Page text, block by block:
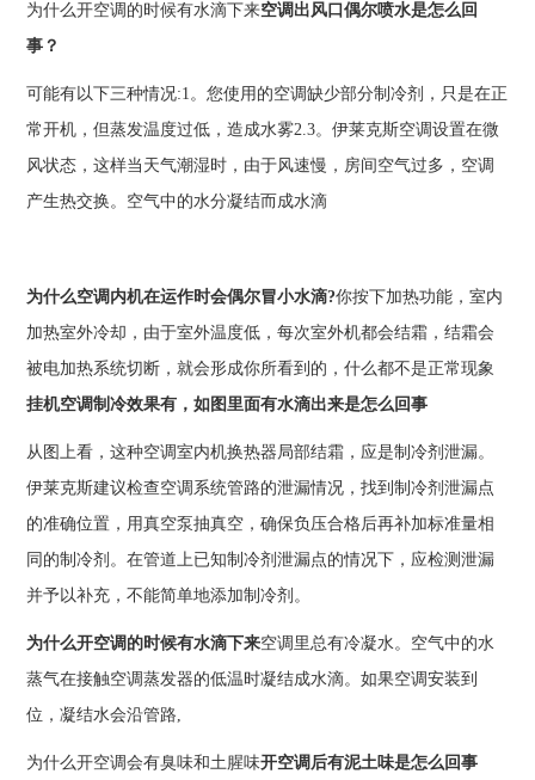
为什么开空调的时候有水滴下来空调出风口偶尔喷水是怎么回
事？
可能有以下三种情况:1。您使用的空调缺少部分制冷剂，只是在正
常开机，但蒸发温度过低，造成水雾2.3。伊莱克斯空调设置在微
风状态，这样当天气潮湿时，由于风速慢，房间空气过多，空调
产生热交换。空气中的水分凝结而成水滴
为什么空调内机在运作时会偶尔冒小水滴?你按下加热功能，室内
加热室外冷却，由于室外温度低，每次室外机都会结霜，结霜会
被电加热系统切断，就会形成你所看到的，什么都不是正常现象
挂机空调制冷效果有，如图里面有水滴出来是怎么回事
从图上看，这种空调室内机换热器局部结霜，应是制冷剂泄漏。
伊莱克斯建议检查空调系统管路的泄漏情况，找到制冷剂泄漏点
的准确位置，用真空泵抽真空，确保负压合格后再补加标准量相
同的制冷剂。在管道上已知制冷剂泄漏点的情况下，应检测泄漏
并予以补充，不能简单地添加制冷剂。
为什么开空调的时候有水滴下来空调里总有冷凝水。空气中的水
蒸气在接触空调蒸发器的低温时凝结成水滴。如果空调安装到
位，凝结水会沿管路,
为什么开空调会有臭味和土腥味开空调后有泥土味是怎么回事